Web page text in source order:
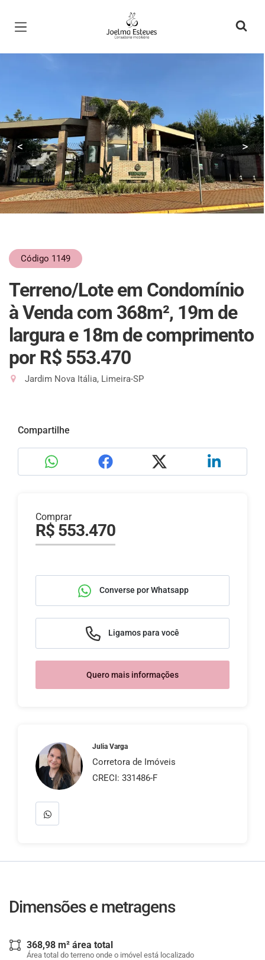
Página inicial
< >
Código 1149
Terreno/Lote em Condomínio
à Venda com 368m², 19m de
largura e 18m de comprimento
por R$ 553.470
Jardim Nova Itália, Limeira-SP
Compartilhe
Comprar
R$ 553.470
Converse por Whatsapp
Ligamos para você
Quero mais informações
Julia Varga
Corretora de Imóveis
CRECI: 331486-F
Dimensões e metragens
368,98 m² área total
Área total do terreno onde o imóvel está localizado